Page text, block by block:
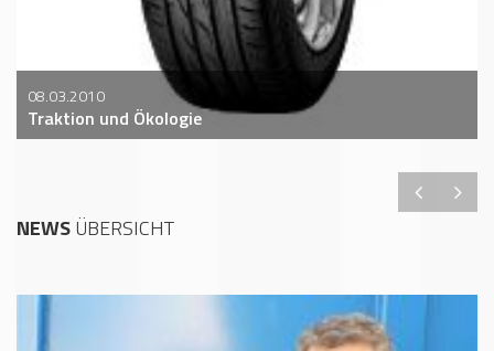
08.03.2010
Traktion und Ökologie
NEWSÜBERSICHT